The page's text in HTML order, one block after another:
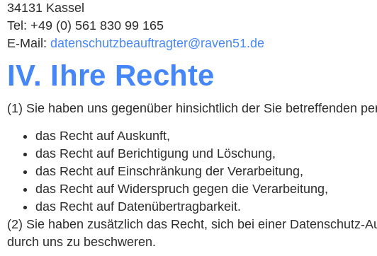
34131 Kassel
Tel: +49 (0) 561 830 99 165
E-Mail: datenschutzbeauftragter@raven51.de
IV. Ihre Rechte
(1) Sie haben uns gegenüber hinsichtlich der Sie betreffenden
das Recht auf Auskunft,
das Recht auf Berichtigung und Löschung,
das Recht auf Einschränkung der Verarbeitung,
das Recht auf Widerspruch gegen die Verarbeitung,
das Recht auf Datenübertragbarkeit.
(2) Sie haben zusätzlich das Recht, sich bei einer Datenschutz-
durch uns zu beschweren.